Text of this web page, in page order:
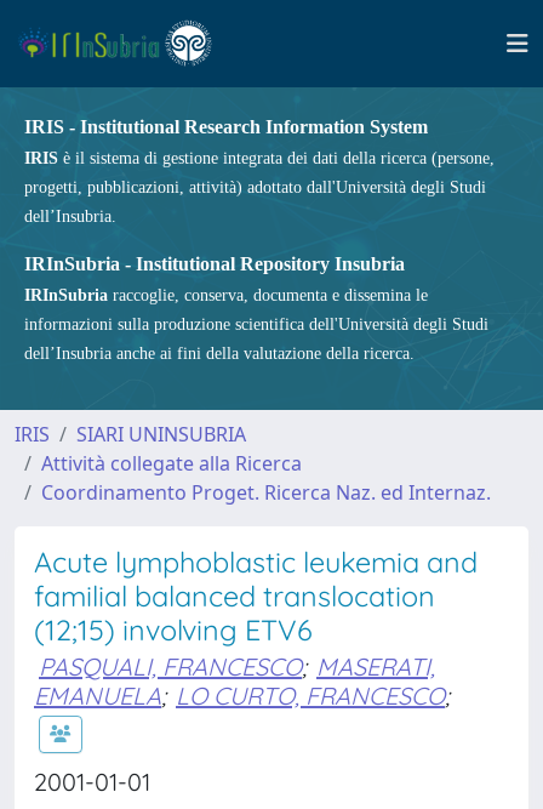
IRIS - Institutional Research Information System
IRIS è il sistema di gestione integrata dei dati della ricerca (persone,
progetti, pubblicazioni, attività) adottato dall'Università degli Studi
dell’Insubria.
IRInSubria - Institutional Repository Insubria
IRInSubria raccoglie, conserva, documenta e dissemina le
informazioni sulla produzione scientifica dell'Università degli Studi
dell’Insubria anche ai fini della valutazione della ricerca.
IRIS
SIARI UNINSUBRIA
Attività collegate alla Ricerca
Coordinamento Proget. Ricerca Naz. ed Internaz.
Acute lymphoblastic leukemia and
familial balanced translocation
(12;15) involving ETV6
PASQUALI, FRANCESCO; MASERATI,
EMANUELA; LO CURTO, FRANCESCO;
2001-01-01